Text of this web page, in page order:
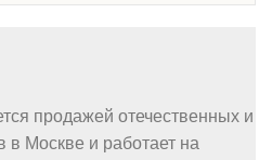
продажей отечественных и
Москве и работает на